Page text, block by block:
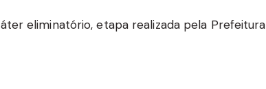
eliminatório, etapa realizada pela Prefeitura